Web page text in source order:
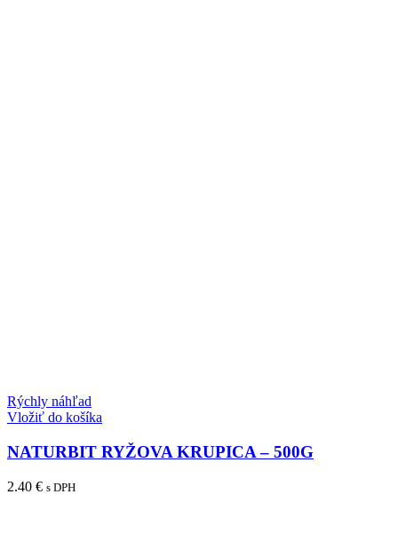
Rýchly náhľad
Vložiť do košíka
NATURBIT RYŽOVA KRUPICA – 500G
2.40 € s DPH